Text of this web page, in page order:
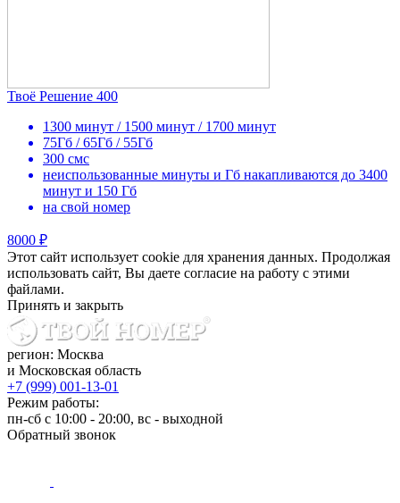
Твоё Решение 400
1300 минут / 1500 минут / 1700 минут
75Гб / 65Гб / 55Гб
300 смс
неиспользованные минуты и Гб накапливаются до 3400
минут и 150 Гб
на свой номер
8000 ₽
Этот сайт использует cookie для хранения данных. Продолжая
использовать сайт, Вы даете согласие на работу с этими
файлами.
Принять и закрыть
регион: Москва
и Московская область
+7 (999) 001-13-01
Режим работы:
пн-сб с 10:00 - 20:00, вс - выходной
Обратный звонок